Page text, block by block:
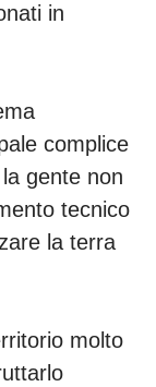
in
complice
gente non
tecnico
la terra
molto